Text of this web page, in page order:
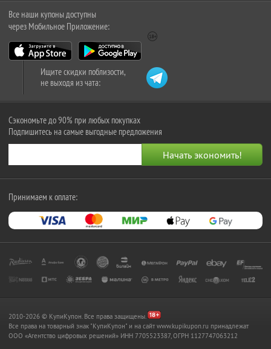
Все наши купоны доступны
через Мобильное Приложение:
Ищите скидки поблизости,
не выходя из чата:
Сэкономьте до 90% при любых покупках
Подпишитесь на самые выгодные предложения
Принимаем к оплате:
2010-2026 © КупиКупон. Все права защищены.
Все права на товарный знак "КупиКупон" и на сайт www.kupikupon.ru принадлежат
OOO «Агентство цифровых решений» ИНН 7705523387, ОГРН 1127747063212